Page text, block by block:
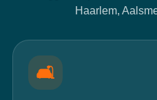
Haarlem,
🛋️